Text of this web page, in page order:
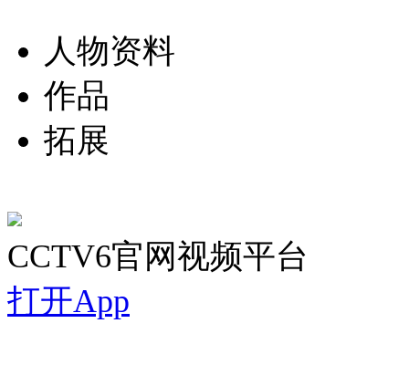
人物资料
作品
拓展
CCTV6官网视频平台
打开App